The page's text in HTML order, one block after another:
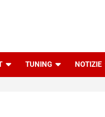
TUNING NOTIZIE